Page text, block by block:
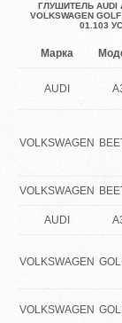
ГЛУШИТЕЛЬ AUDI
VOLKSWAGEN
01.103
Марка
AUDI
VOLKSWAGEN
VOLKSWAGEN
AUDI
VOLKSWAGEN
VOLKSWAGEN